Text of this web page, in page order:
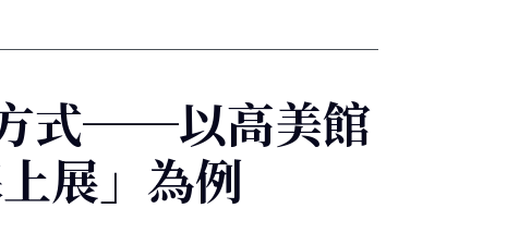
式──以高美館
展」為例